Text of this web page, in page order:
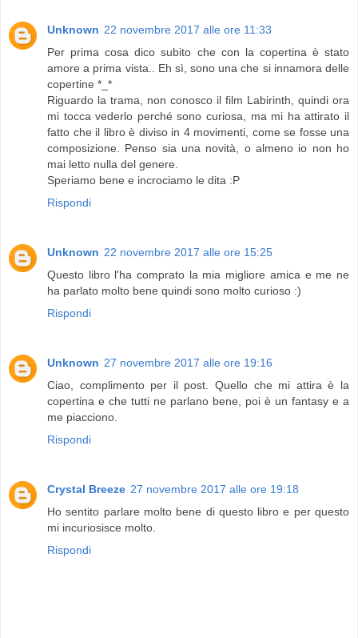
Unknown 22 novembre 2017 alle ore 11:33
Per prima cosa dico subito che con la copertina è stato
amore a prima vista.. Eh sì, sono una che si innamora delle
copertine *_*
Riguardo la trama, non conosco il film Labirinth, quindi ora
mi tocca vederlo perché sono curiosa, ma mi ha attirato il
fatto che il libro è diviso in 4 movimenti, come se fosse una
composizione. Penso sia una novità, o almeno io non ho
mai letto nulla del genere.
Speriamo bene e incrociamo le dita :P
Rispondi
Unknown 22 novembre 2017 alle ore 15:25
Questo libro l'ha comprato la mia migliore amica e me ne
ha parlato molto bene quindi sono molto curioso :)
Rispondi
Unknown 27 novembre 2017 alle ore 19:16
Ciao, complimento per il post. Quello che mi attira è la
copertina e che tutti ne parlano bene, poi è un fantasy e a
me piacciono.
Rispondi
Crystal Breeze 27 novembre 2017 alle ore 19:18
Ho sentito parlare molto bene di questo libro e per questo
mi incuriosisce molto.
Rispondi